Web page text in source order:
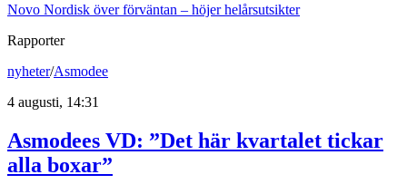
Novo Nordisk över förväntan – höjer helårsutsikter
Rapporter
nyheter/Asmodee
4 augusti, 14:31
Asmodees VD: ”Det här kvartalet tickar
alla boxar”